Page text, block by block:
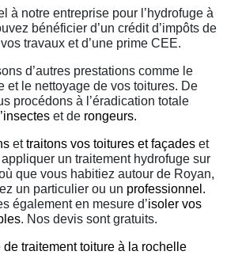
à notre entreprise pour l’hydrofuge à
bénéficier d’un crédit d’impôts de
travaux et d’une prime CEE.
d’autres prestations comme le
et le nettoyage de vos toitures. De
procédons à l’éradication totale
et de rongeurs.
ettraitons vos toitures et façadeset
un traitement hydrofuge sur
que vous habitiez autour de Royan,
un particulier ou un professionnel.
également en mesure d’isoler vos
. Nos devis sont gratuits.
de traitement toiture à la rochelle